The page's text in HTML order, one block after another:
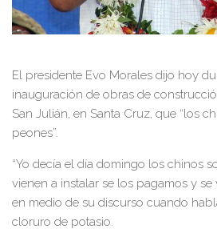
El presidente Evo Morales dijo hoy
inauguración de obras de
San Julián, en Santa Cruz, que “los
peones”.
“Yo decía el día domingo los chinos
vienen a instalar se los pagamos y se
en medio de su discurso cuando
cloruro de potasio.